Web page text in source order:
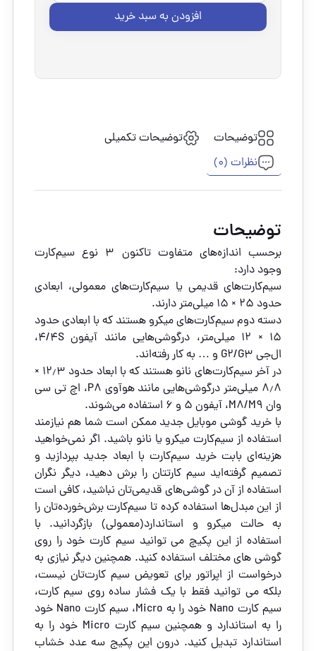
افزودن به سبد خرید
توضیحات
توضیحات تکمیلی
نظرات (0)
توضیحات
برحسب اندازه‌های متفاوت تاکنون 3 نوع سیم‌کارت
وجود دارد:
سیم‌کارت‌های قدیمی یا سیم‌کارت‌های معمولی، ابعادی
حدود 25 × 15 میلی‌متر دارند.
دسته دوم سیم‌کارت‌های میکرو هستند که با ابعادی حدود
15 × 12 میلی‌متر، درگوشی‌هایی مانند آیفون 4/4S،
ال‌جی G2/G3 و … به کار رفته‌اند.
در آخر سیم‌کارت‌های نانو هستند که با ابعاد حدود 12٫3 ×
8٫8 میلی‌متر درگوشی‌هایی مانند هوآوی P8، اچ تی سی
وان M8/M9، آیفون 5 و 6 استفاده می‌شوند.
با خرید گوشی موبایل جدید ممکن است شما هم نیازمند
استفاده از سیم‌کارت میکرو یا نانو باشید. اگر نمی‌خواهید
هزینه‌ای بابت خرید سیم‌کارت با ابعاد جدید بپردازید و
تصمیم گرفته‌اید سیم کارتتان را برش دهید، دیگر نگران
استفاده از آن در گوشی‌های قدیمی‌تان نباشید، کافی است
از این مبدل‌ها استفاده کرده تا سیم‌کارت برش‌خورده‌تان را
به حالت میکرو و استاندارد(معمولی) بازگردانید. با
استفاده از این پکیچ می توانید سیم کارت خود را روی
گوشی های مختلف استفاده کنید. همچنین دیگر نیازی به
درخواست از اپراتور برای تعویض سیم کارت‌تان نیست،
بلکه می توانید فقط با یک فشار ساده روی سیم کارت،
سیم کارت Nano خود را به Micro، سیم کارت Nano خود
را به استاندارد و همچنین سیم کارت Micro خود را به
استاندارد تبدیل کنید. درون این پکیج سه عدد خشاب